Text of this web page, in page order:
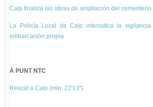
Calp finaliza las obras de ampliación del cementerio
La Policía Local de Calp intensifica la
embarcación propia
À PUNT NTC
Rescat a Calp (min. 22'13'')